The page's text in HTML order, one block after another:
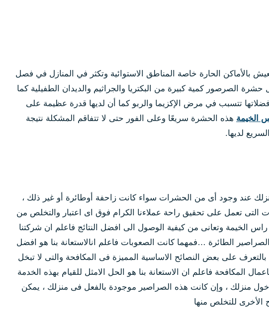
بالأماكن الحارة خاصة المناطق الاستوائية وتكثر في المنازل في فصل
الصرصور كمية كبيرة من البكتريا والجراثيم والديدان الطفيلية كما
فضلاتها تتسبب في مرض الإكزيما والربو كما أن لديها قدرة عظيمة على
الخيمة هذه الحشرة سريعًا وعلى الفور حتى لا تتفاقم المشكلة نتيجة
لديها.
عند وجود أى من الحشرات سواء كانت زاحفة أوطائرة أو غير ذلك ،
التى تعمل على تحقيق راحة عملاءنا الكرام فوق اى اعتبار والتخلص من
وتعانى من كيفية الوصول الى افضل النتائج فاعلم ان شركتنا
الطائرة …فمهما كانت الصعوبات فاعلم انالاستعانة بنا هو افضل
على بعض النصائح الاساسية المميزة فى المكافحة والتى لا تبخل
المكافحة فاعلم ان الاستعانة بنا هو الحل الامثل للقيام بهذه الخدمة
منزلك ، وإن كانت هذه الصراصير موجودة بالفعل فى منزلك ، يمكن
الأخرى للتخلص منها